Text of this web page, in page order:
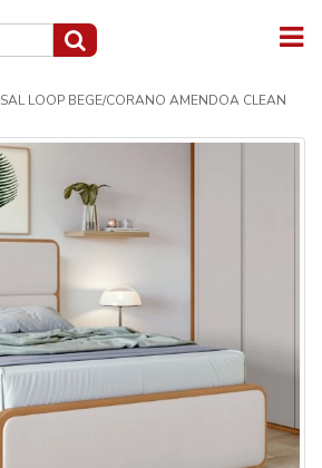
LOOP BEGE/CORANO AMENDOA CLEAN